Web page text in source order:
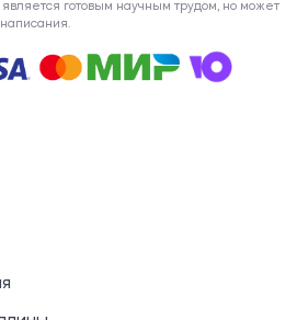
готовым научным трудом, но может